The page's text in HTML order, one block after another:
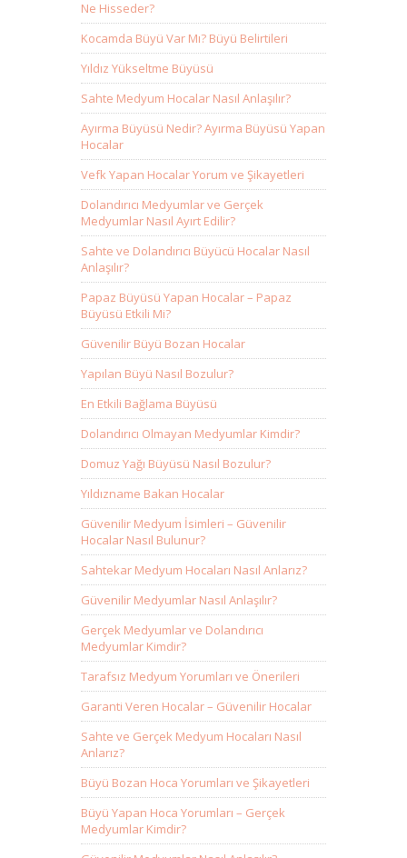
Ne Hisseder?
Kocamda Büyü Var Mı? Büyü Belirtileri
Yıldız Yükseltme Büyüsü
Sahte Medyum Hocalar Nasıl Anlaşılır?
Ayırma Büyüsü Nedir? Ayırma Büyüsü Yapan
Hocalar
Vefk Yapan Hocalar Yorum ve Şikayetleri
Dolandırıcı Medyumlar ve Gerçek
Medyumlar Nasıl Ayırt Edilir?
Sahte ve Dolandırıcı Büyücü Hocalar Nasıl
Anlaşılır?
Papaz Büyüsü Yapan Hocalar – Papaz
Büyüsü Etkili Mi?
Güvenilir Büyü Bozan Hocalar
Yapılan Büyü Nasıl Bozulur?
En Etkili Bağlama Büyüsü
Dolandırıcı Olmayan Medyumlar Kimdir?
Domuz Yağı Büyüsü Nasıl Bozulur?
Yıldızname Bakan Hocalar
Güvenilir Medyum İsimleri – Güvenilir
Hocalar Nasıl Bulunur?
Sahtekar Medyum Hocaları Nasıl Anlarız?
Güvenilir Medyumlar Nasıl Anlaşılır?
Gerçek Medyumlar ve Dolandırıcı
Medyumlar Kimdir?
Tarafsız Medyum Yorumları ve Önerileri
Garanti Veren Hocalar – Güvenilir Hocalar
Sahte ve Gerçek Medyum Hocaları Nasıl
Anlarız?
Büyü Bozan Hoca Yorumları ve Şikayetleri
Büyü Yapan Hoca Yorumları – Gerçek
Medyumlar Kimdir?